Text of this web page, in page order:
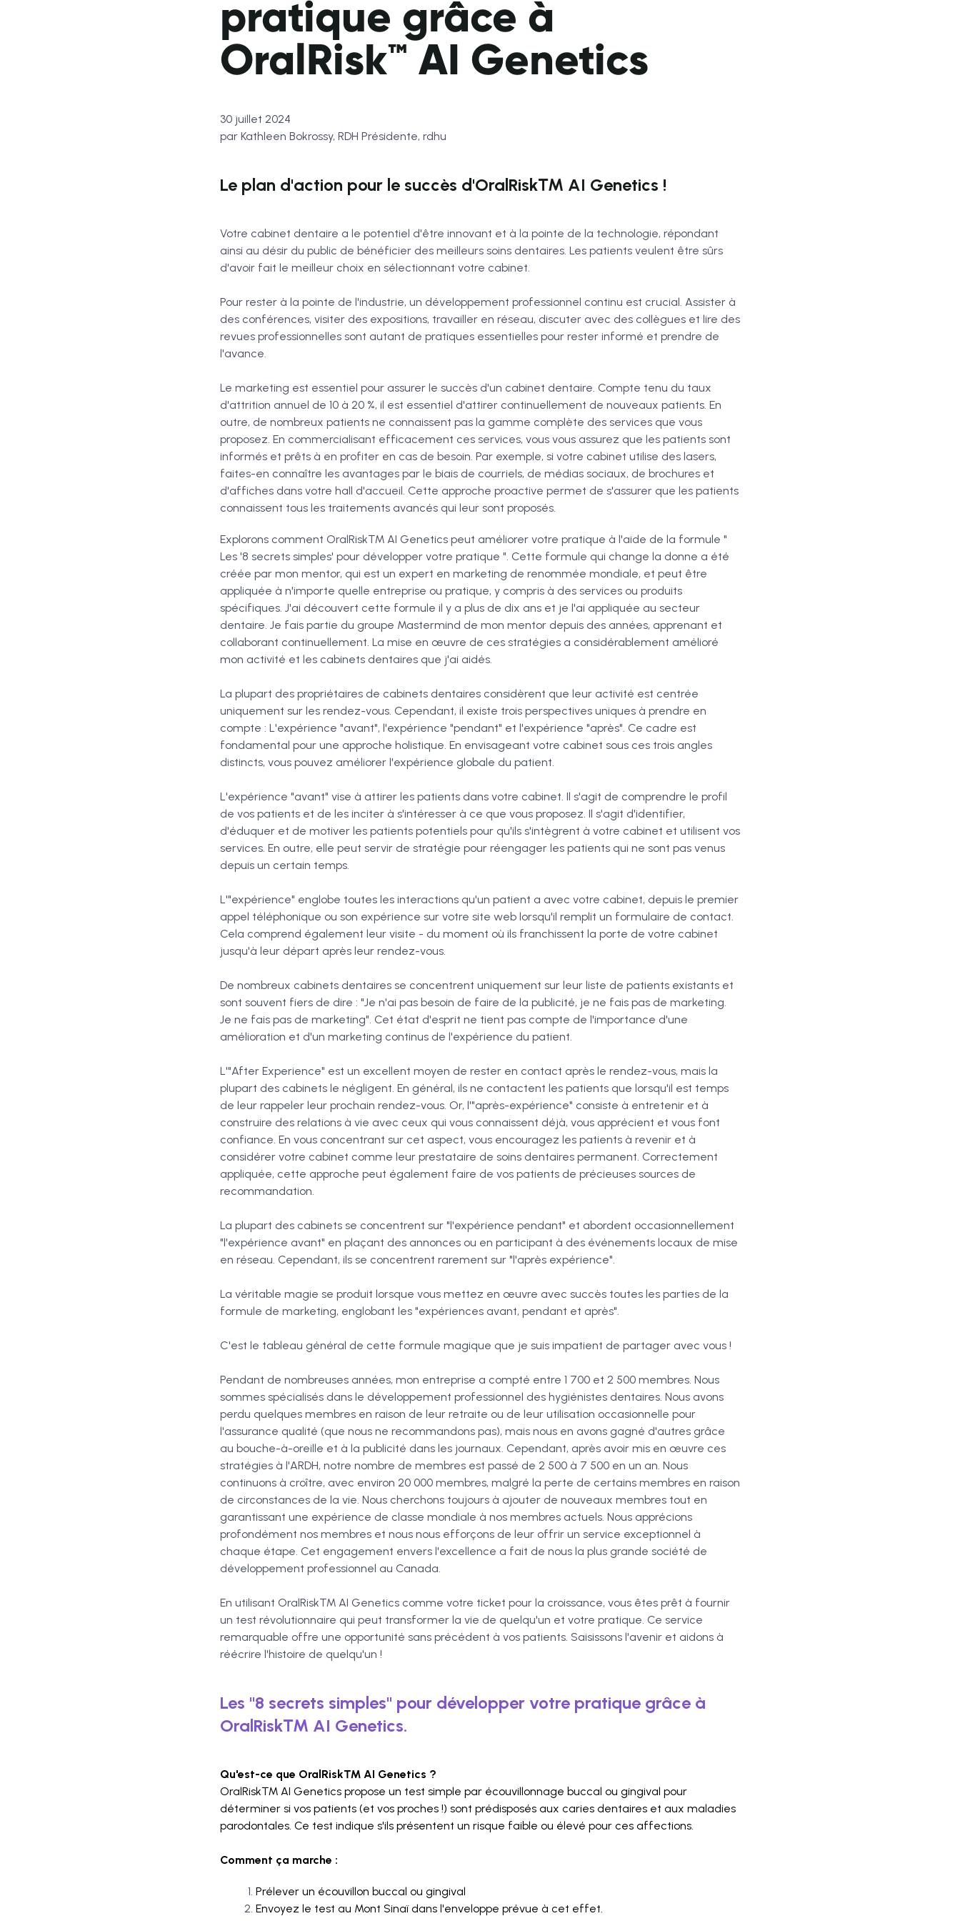
pratique grâce à
OralRisk™ AI Genetics
30 juillet 2024
par Kathleen Bokrossy, RDH Présidente, rdhu
Le plan d'action pour le succès d'OralRisk™ AI Genetics !
Votre cabinet dentaire a le potentiel d'être innovant et à la pointe de la technologie, répondant
ainsi au désir du public de bénéficier des meilleurs soins dentaires. Les patients veulent être sûrs
d'avoir fait le meilleur choix en sélectionnant votre cabinet.
Pour rester à la pointe de l'industrie, un développement professionnel continu est crucial. Assister à
des conférences, visiter des expositions, travailler en réseau, discuter avec des collègues et lire des
revues professionnelles sont autant de pratiques essentielles pour rester informé et prendre de
l'avance.
Le marketing est essentiel pour assurer le succès d'un cabinet dentaire. Compte tenu du taux
d'attrition annuel de 10 à 20 %, il est essentiel d'attirer continuellement de nouveaux patients. En
outre, de nombreux patients ne connaissent pas la gamme complète des services que vous
proposez. En commercialisant efficacement ces services, vous vous assurez que les patients sont
informés et prêts à en profiter en cas de besoin. Par exemple, si votre cabinet utilise des lasers,
faites-en connaître les avantages par le biais de courriels, de médias sociaux, de brochures et
d'affiches dans votre hall d'accueil. Cette approche proactive permet de s'assurer que les patients
connaissent tous les traitements avancés qui leur sont proposés.
Explorons comment OralRisk™ AI Genetics peut améliorer votre pratique à l'aide de la formule "
Les '8 secrets simples' pour développer votre pratique ". Cette formule qui change la donne a été
créée par mon mentor, qui est un expert en marketing de renommée mondiale, et peut être
appliquée à n'importe quelle entreprise ou pratique, y compris à des services ou produits
spécifiques. J'ai découvert cette formule il y a plus de dix ans et je l'ai appliquée au secteur
dentaire. Je fais partie du groupe Mastermind de mon mentor depuis des années, apprenant et
collaborant continuellement. La mise en œuvre de ces stratégies a considérablement amélioré
mon activité et les cabinets dentaires que j'ai aidés.
La plupart des propriétaires de cabinets dentaires considèrent que leur activité est centrée
uniquement sur les rendez-vous. Cependant, il existe trois perspectives uniques à prendre en
compte : L'expérience "avant", l'expérience "pendant" et l'expérience "après". Ce cadre est
fondamental pour une approche holistique. En envisageant votre cabinet sous ces trois angles
distincts, vous pouvez améliorer l'expérience globale du patient.
L'expérience "avant" vise à attirer les patients dans votre cabinet. Il s'agit de comprendre le profil
de vos patients et de les inciter à s'intéresser à ce que vous proposez. Il s'agit d'identifier,
d'éduquer et de motiver les patients potentiels pour qu'ils s'intègrent à votre cabinet et utilisent vos
services. En outre, elle peut servir de stratégie pour réengager les patients qui ne sont pas venus
depuis un certain temps.
L'"expérience" englobe toutes les interactions qu'un patient a avec votre cabinet, depuis le premier
appel téléphonique ou son expérience sur votre site web lorsqu'il remplit un formulaire de contact.
Cela comprend également leur visite - du moment où ils franchissent la porte de votre cabinet
jusqu'à leur départ après leur rendez-vous.
De nombreux cabinets dentaires se concentrent uniquement sur leur liste de patients existants et
sont souvent fiers de dire : "Je n'ai pas besoin de faire de la publicité, je ne fais pas de marketing.
Je ne fais pas de marketing". Cet état d'esprit ne tient pas compte de l'importance d'une
amélioration et d'un marketing continus de l'expérience du patient.
L'"After Experience" est un excellent moyen de rester en contact après le rendez-vous, mais la
plupart des cabinets le négligent. En général, ils ne contactent les patients que lorsqu'il est temps
de leur rappeler leur prochain rendez-vous. Or, l'"après-expérience" consiste à entretenir et à
construire des relations à vie avec ceux qui vous connaissent déjà, vous apprécient et vous font
confiance. En vous concentrant sur cet aspect, vous encouragez les patients à revenir et à
considérer votre cabinet comme leur prestataire de soins dentaires permanent. Correctement
appliquée, cette approche peut également faire de vos patients de précieuses sources de
recommandation.
La plupart des cabinets se concentrent sur "l'expérience pendant" et abordent occasionnellement
"l'expérience avant" en plaçant des annonces ou en participant à des événements locaux de mise
en réseau. Cependant, ils se concentrent rarement sur "l'après expérience".
La véritable magie se produit lorsque vous mettez en œuvre avec succès toutes les parties de la
formule de marketing, englobant les "expériences avant, pendant et après".
C'est le tableau général de cette formule magique que je suis impatient de partager avec vous !
Pendant de nombreuses années, mon entreprise a compté entre 1 700 et 2 500 membres. Nous
sommes spécialisés dans le développement professionnel des hygiénistes dentaires. Nous avons
perdu quelques membres en raison de leur retraite ou de leur utilisation occasionnelle pour
l'assurance qualité (que nous ne recommandons pas), mais nous en avons gagné d'autres grâce
au bouche-à-oreille et à la publicité dans les journaux. Cependant, après avoir mis en œuvre ces
stratégies à l'ARDH, notre nombre de membres est passé de 2 500 à 7 500 en un an. Nous
continuons à croître, avec environ 20 000 membres, malgré la perte de certains membres en raison
de circonstances de la vie. Nous cherchons toujours à ajouter de nouveaux membres tout en
garantissant une expérience de classe mondiale à nos membres actuels. Nous apprécions
profondément nos membres et nous nous efforçons de leur offrir un service exceptionnel à
chaque étape. Cet engagement envers l'excellence a fait de nous la plus grande société de
développement professionnel au Canada.
En utilisant OralRisk™ AI Genetics comme votre ticket pour la croissance, vous êtes prêt à fournir
un test révolutionnaire qui peut transformer la vie de quelqu'un et votre pratique. Ce service
remarquable offre une opportunité sans précédent à vos patients. Saisissons l'avenir et aidons à
réécrire l'histoire de quelqu'un !
Les "8 secrets simples" pour développer votre pratique grâce à
OralRisk™ AI Genetics.
Qu'est-ce que OralRisk™ AI Genetics ?
OralRisk™ AI Genetics propose un test simple par écouvillonnage buccal ou gingival pour
déterminer si vos patients (et vos proches !) sont prédisposés aux caries dentaires et aux maladies
parodontales. Ce test indique s'ils présentent un risque faible ou élevé pour ces affections.
Comment ça marche :
Prélever un écouvillon buccal ou gingival
Envoyez le test au Mont Sinaï dans l'enveloppe prévue à cet effet.